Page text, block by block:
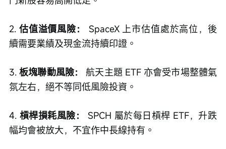
2. 估值溢價風險：
SpaceX 上市估值處於高位，後
續需要業績及現金流持續印證。
3. 板塊聯動風險：
航天主題 ETF 亦會受市場整體氣
氛左右，絕不等同低風險投資。
4. 槓桿損耗風險：
SPCH 屬於每日槓桿 ETF，升跌
幅均會被放大，不宜作中長線持有。